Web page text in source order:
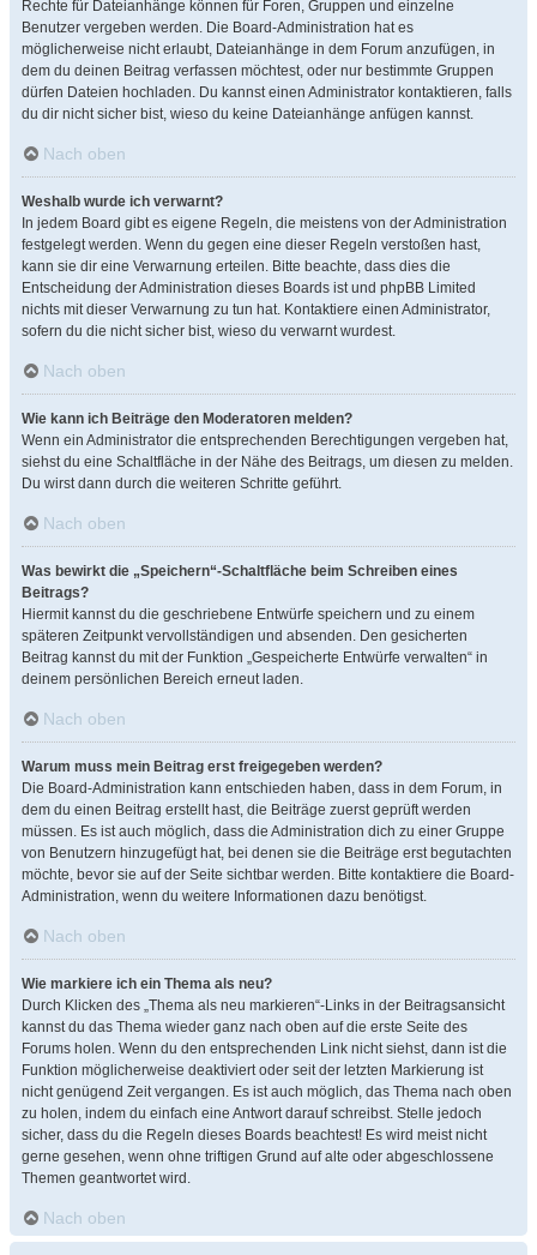
Rechte für Dateianhänge können für Foren, Gruppen und einzelne
Benutzer vergeben werden. Die Board-Administration hat es
möglicherweise nicht erlaubt, Dateianhänge in dem Forum anzufügen, in
dem du deinen Beitrag verfassen möchtest, oder nur bestimmte Gruppen
dürfen Dateien hochladen. Du kannst einen Administrator kontaktieren, falls
du dir nicht sicher bist, wieso du keine Dateianhänge anfügen kannst.
Nach oben
Weshalb wurde ich verwarnt?
In jedem Board gibt es eigene Regeln, die meistens von der Administration
festgelegt werden. Wenn du gegen eine dieser Regeln verstoßen hast,
kann sie dir eine Verwarnung erteilen. Bitte beachte, dass dies die
Entscheidung der Administration dieses Boards ist und phpBB Limited
nichts mit dieser Verwarnung zu tun hat. Kontaktiere einen Administrator,
sofern du die nicht sicher bist, wieso du verwarnt wurdest.
Nach oben
Wie kann ich Beiträge den Moderatoren melden?
Wenn ein Administrator die entsprechenden Berechtigungen vergeben hat,
siehst du eine Schaltfläche in der Nähe des Beitrags, um diesen zu melden.
Du wirst dann durch die weiteren Schritte geführt.
Nach oben
Was bewirkt die „Speichern“-Schaltfläche beim Schreiben eines
Beitrags?
Hiermit kannst du die geschriebene Entwürfe speichern und zu einem
späteren Zeitpunkt vervollständigen und absenden. Den gesicherten
Beitrag kannst du mit der Funktion „Gespeicherte Entwürfe verwalten“ in
deinem persönlichen Bereich erneut laden.
Nach oben
Warum muss mein Beitrag erst freigegeben werden?
Die Board-Administration kann entschieden haben, dass in dem Forum, in
dem du einen Beitrag erstellt hast, die Beiträge zuerst geprüft werden
müssen. Es ist auch möglich, dass die Administration dich zu einer Gruppe
von Benutzern hinzugefügt hat, bei denen sie die Beiträge erst begutachten
möchte, bevor sie auf der Seite sichtbar werden. Bitte kontaktiere die Board-
Administration, wenn du weitere Informationen dazu benötigst.
Nach oben
Wie markiere ich ein Thema als neu?
Durch Klicken des „Thema als neu markieren“-Links in der Beitragsansicht
kannst du das Thema wieder ganz nach oben auf die erste Seite des
Forums holen. Wenn du den entsprechenden Link nicht siehst, dann ist die
Funktion möglicherweise deaktiviert oder seit der letzten Markierung ist
nicht genügend Zeit vergangen. Es ist auch möglich, das Thema nach oben
zu holen, indem du einfach eine Antwort darauf schreibst. Stelle jedoch
sicher, dass du die Regeln dieses Boards beachtest! Es wird meist nicht
gerne gesehen, wenn ohne triftigen Grund auf alte oder abgeschlossene
Themen geantwortet wird.
Nach oben